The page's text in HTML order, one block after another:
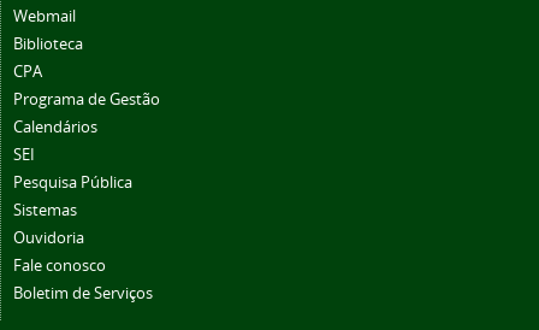
Webmail
Biblioteca
CPA
Programa de Gestão
Calendários
SEI
Pesquisa Pública
Sistemas
Ouvidoria
Fale conosco
Boletim de Serviços